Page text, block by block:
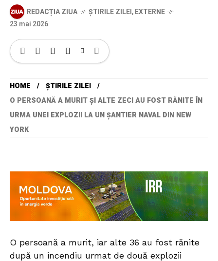
REDACȚIA ZIUA ȘTIRILE ZILEI,EXTERNE
23 mai 2026
HOME
ȘTIRILE ZILEI
O PERSOANĂ A MURIT ȘI ALTE ZECI AU FOST RĂNITE ÎN
URMA UNEI EXPLOZII LA UN ȘANTIER NAVAL DIN NEW
YORK
O persoană a murit, iar alte 36 au fost rănite
după un incendiu urmat de două explozii